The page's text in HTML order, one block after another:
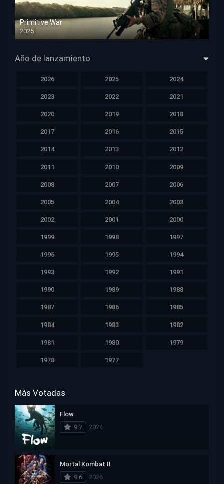
Primitive War
2025
HD 1080p
Año de lanzamiento
2026 2025 2024
2023 2022 2021
2020 2019 2018
2017 2016 2015
2014 2013 2012
2011 2010 2009
2008 2007 2006
2005 2004 2003
2002 2001 2000
1999 1998 1997
1996 1995 1994
1993 1992 1991
1990 1989 1988
1987 1986 1985
1984 1983 1982
1981 1980 1979
1978 1977
Más Votadas
Flow
9.7
2024
Mortal Kombat II
9.6
2026